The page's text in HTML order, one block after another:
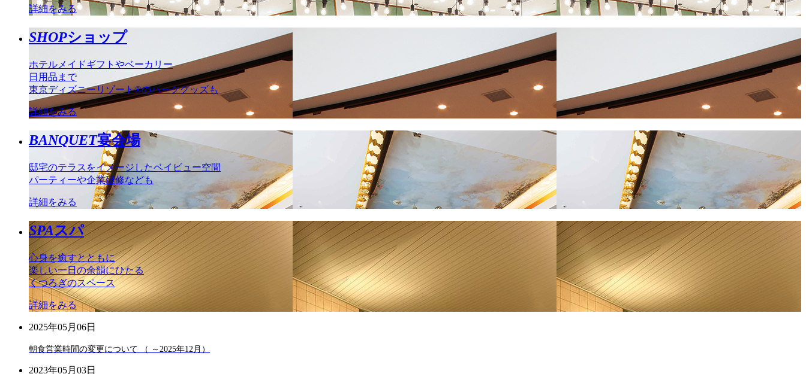
詳細をみる
SHOPショップ
ホテルメイドギフトやベーカリー
日用品まで
東京ディズニーリゾート®のパークグッズも
詳細をみる
BANQUET宴会場
邸宅のテラスをイメージしたベイビュー空間
パーティーや企業研修なども
詳細をみる
SPAスパ
心身を癒すとともに
楽しい一日の余韻にひたる
くつろぎのスペース
詳細をみる
2025年05月06日
朝食営業時間の変更について （ ～2025年12月）
2023年05月03日